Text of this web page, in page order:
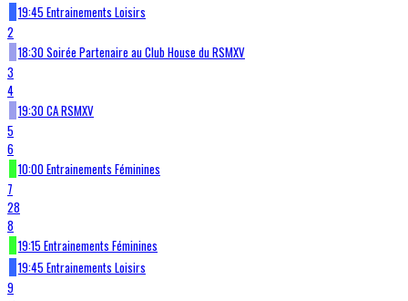
19:45 Entrainements Loisirs
2
18:30 Soirée Partenaire au Club House du RSMXV
3
4
19:30 CA RSMXV
5
6
10:00 Entrainements Féminines
7
28
8
19:15 Entrainements Féminines
19:45 Entrainements Loisirs
9